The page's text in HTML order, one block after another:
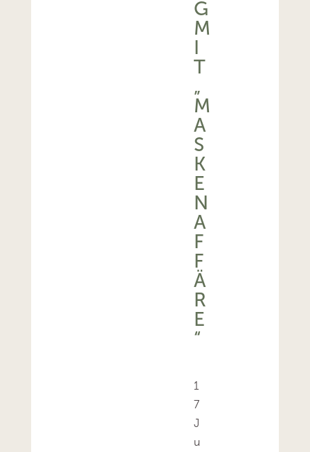
G
M
I
T
„
M
A
S
K
E
N
A
F
F
Ä
R
E
“
1
7
J
u